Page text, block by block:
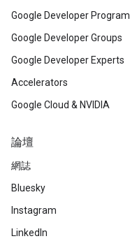
Google Developer Program
Google Developer Groups
Google Developer Experts
Accelerators
Google Cloud & NVIDIA
論壇
網誌
Bluesky
Instagram
LinkedIn